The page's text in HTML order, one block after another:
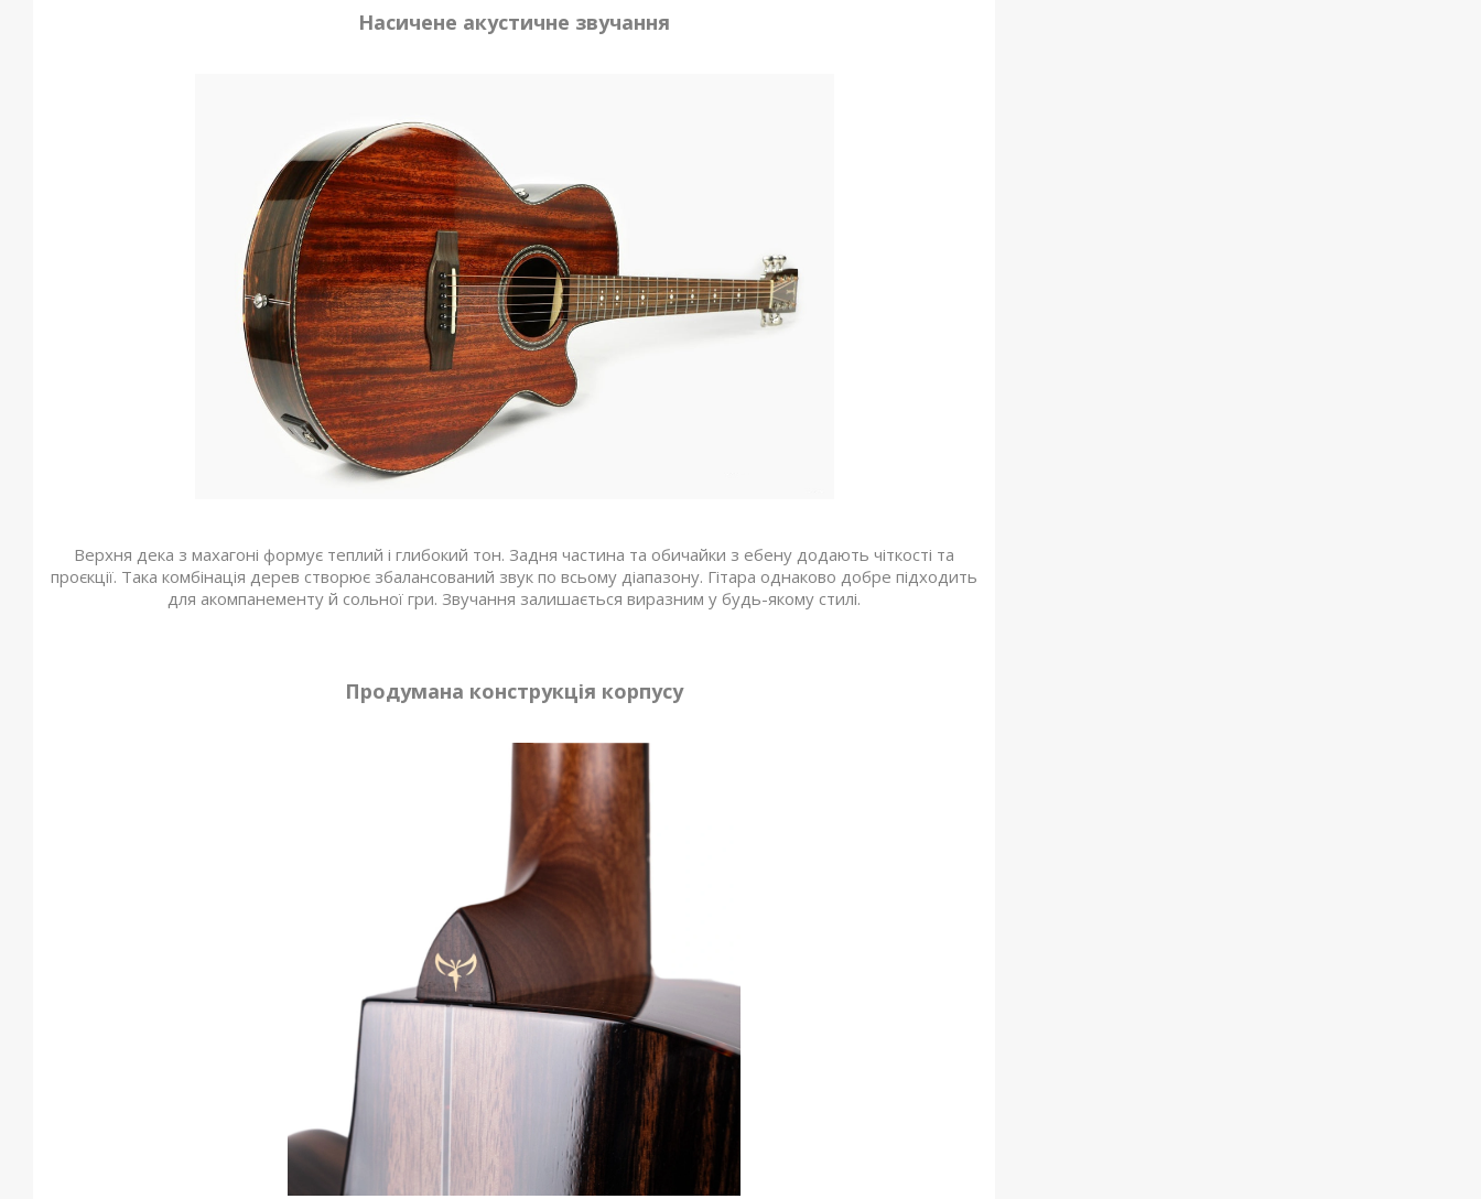
Насичене акустичне звучання
Верхня дека з махагоні формує теплий і глибокий тон. Задня частина та обичайки з ебену додають чіткості та
проєкції. Така комбінація дерев створює збалансований звук по всьому діапазону. Гітара однаково добре підходить
для акомпанементу й сольної гри. Звучання залишається виразним у будь-якому стилі.
Продумана конструкція корпусу